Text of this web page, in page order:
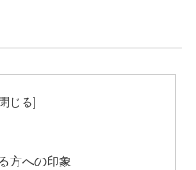
方への印象